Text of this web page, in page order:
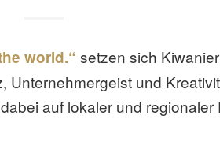
world.“ setzen sich
und
auf lokaler und regionaler